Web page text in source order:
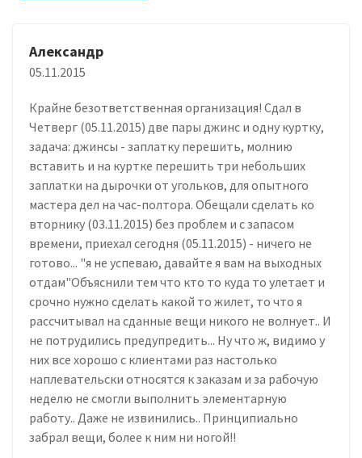
Александр
05.11.2015
Крайне безответственная организация! Сдал в
Четверг (05.11.2015) две пары джинс и одну куртку,
задача: джинсы - заплатку перешить, молнию
вставить и на куртке перешить три небольших
заплатки на дырочки от угольков, для опытного
мастера дел на час-полтора. Обещали сделать ко
вторнику (03.11.2015) без проблем и с запасом
времени, приехал сегодня (05.11.2015) - ничего не
готово... "я не успеваю, давайте я вам на выходных
отдам"Объяснили тем что кто то куда то улетает и
срочно нужно сделать какой то жилет, то что я
рассчитывал на сданные вещи никого не волнует.. И
не потрудились предупредить... Ну что ж, видимо у
них все хорошо с клиентами раз настолько
наплевательски относятся к заказам и за рабочую
неделю не смогли выполнить элементарную
работу.. Даже не извинились.. Принципиально
забрал вещи, более к ним ни ногой!!